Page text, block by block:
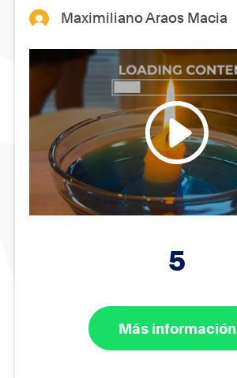
Maximiliano Araos Macia
5
Más información